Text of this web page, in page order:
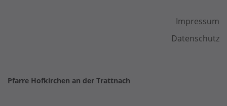
Impressum
Datenschutz
Pfarre Hofkirchen an der Trattnach